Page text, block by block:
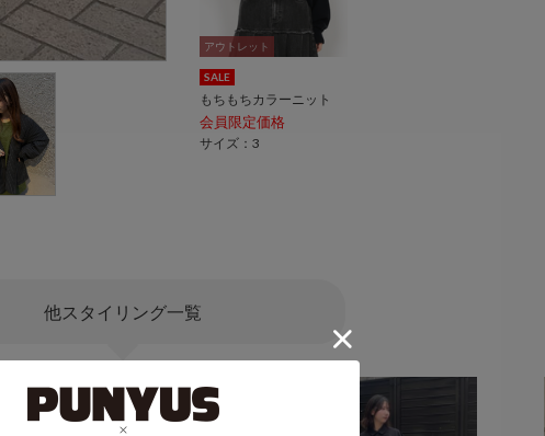
アウトレット
SALE
もちもちカラーニット
会員限定価格
サイズ：3
他スタイリング一覧